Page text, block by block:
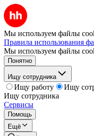
Мы используем файлы
Правила использования
Мы используем файлы
Понятно
Ищу сотрудника
Ищу работу
Ищу
Ищу сотрудника
Сервисы
Помощь
Ещё